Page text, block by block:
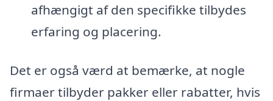
afhængigt af den specifikke tilbydes
erfaring og placering.
Det er også værd at bemærke, at nogle
firmaer tilbyder pakker eller rabatter, hvis